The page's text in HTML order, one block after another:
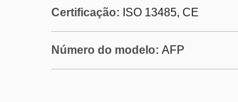
Certificação: ISO 13485, CE
Número do modelo: AFP